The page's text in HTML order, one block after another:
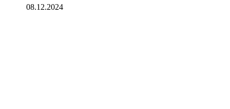
08.12.2024